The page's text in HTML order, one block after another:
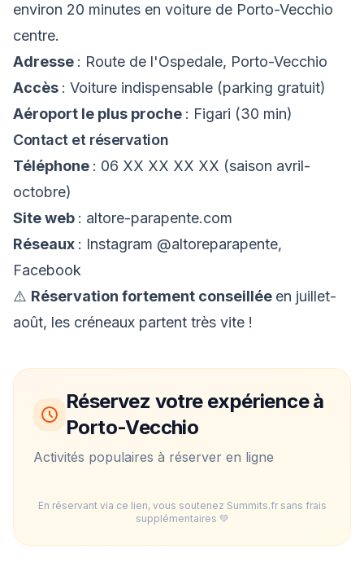
environ 20 minutes en voiture de Porto-Vecchio
centre.
Adresse : Route de l'Ospedale, Porto-Vecchio
Accès : Voiture indispensable (parking gratuit)
Aéroport le plus proche : Figari (30 min)
Contact et réservation
Téléphone : 06 XX XX XX XX (saison avril-
octobre)
Site web : altore-parapente.com
Réseaux : Instagram @altoreparapente,
Facebook
⚠️ Réservation fortement conseillée en juillet-
août, les créneaux partent très vite !
Réservez votre expérience à
Porto-Vecchio
Activités populaires à réserver en ligne
En réservant via ce lien, vous soutenez Summits.fr sans frais
supplémentaires 💚